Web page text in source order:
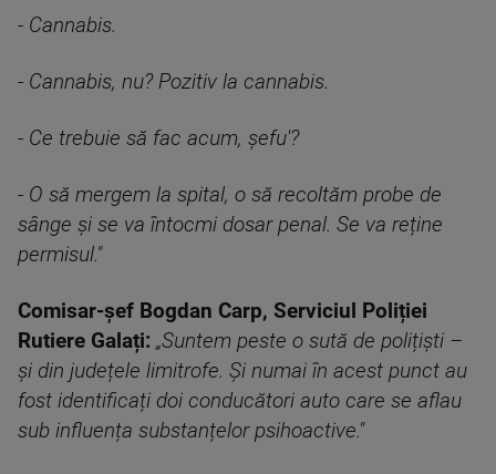
- Cannabis.
- Cannabis, nu? Pozitiv la cannabis.
- Ce trebuie să fac acum, șefu'?
- O să mergem la spital, o să recoltăm probe de
sânge și se va întocmi dosar penal. Se va reține
permisul."
Comisar-șef Bogdan Carp, Serviciul Poliției
Rutiere Galați: „Suntem peste o sută de polițiști –
și din județele limitrofe. Și numai în acest punct au
fost identificați doi conducători auto care se aflau
sub influența substanțelor psihoactive."